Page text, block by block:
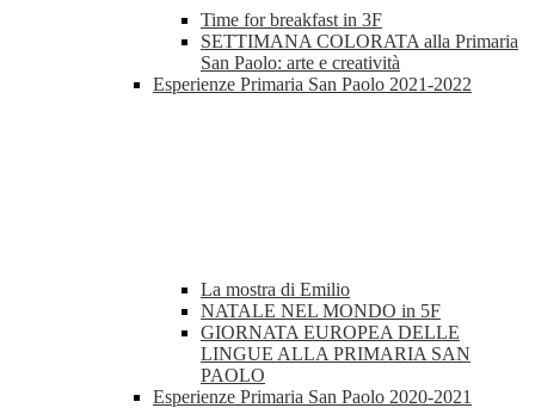
Time for breakfast in 3F
SETTIMANA COLORATA alla Primaria
San Paolo: arte e creatività
Esperienze Primaria San Paolo 2021-2022
La mostra di Emilio
NATALE NEL MONDO in 5F
GIORNATA EUROPEA DELLE
LINGUE ALLA PRIMARIA SAN
PAOLO
Esperienze Primaria San Paolo 2020-2021